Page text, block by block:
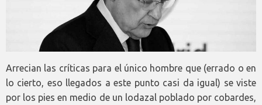
Arrecian las críticas para el único hombre que (errado o en
lo cierto, eso llegados a este punto casi da igual) se viste
por los pies en medio de un lodazal poblado por cobardes,